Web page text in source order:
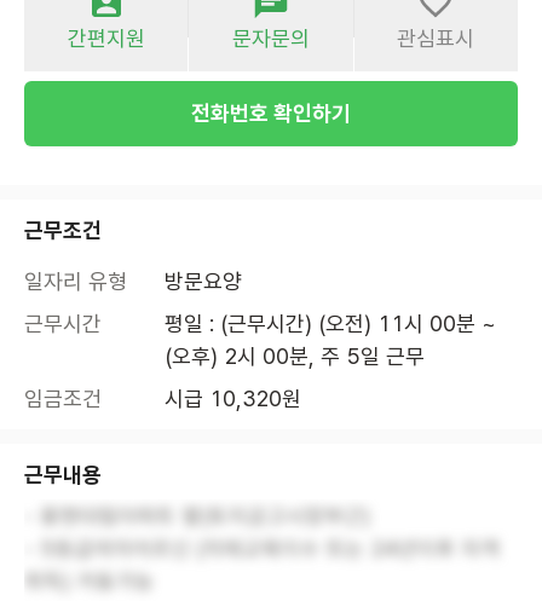
간편지원 문자문의 관심표시
전화번호 확인하기
근무조건
일자리 유형
방문요양
근무시간
평일 : (근무시간) (오전) 11시 00분 ~
(오후) 2시 00분, 주 5일 근무
임금조건
시급 10,320원
근무내용